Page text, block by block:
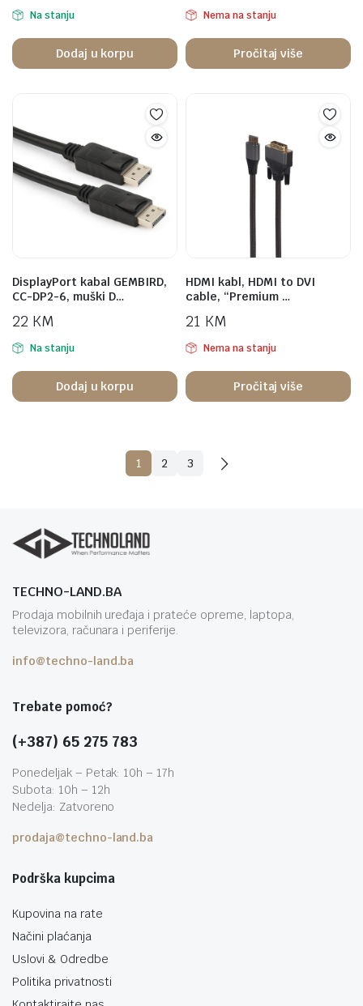
Na stanju
Dodaj u korpu
Nema na stanju
Pročitaj više
DisplayPort kabal GEMBIRD,
CC-DP2-6, muški D…
22 KM
Na stanju
Dodaj u korpu
HDMI kabl, HDMI to DVI
cable, “Premium …
21 KM
Nema na stanju
Pročitaj više
1 2 3
TECHNO-LAND.BA
Prodaja mobilnih uređaja i prateće opreme, laptopa,
televizora, računara i periferije.
info@techno-land.ba
Trebate pomoć?
(+387) 65 275 783
Ponedeljak – Petak: 10h – 17h
Subota: 10h – 12h
Nedelja: Zatvoreno
prodaja@techno-land.ba
Podrška kupcima
Kupovina na rate
Načini plaćanja
Uslovi & Odredbe
Politika privatnosti